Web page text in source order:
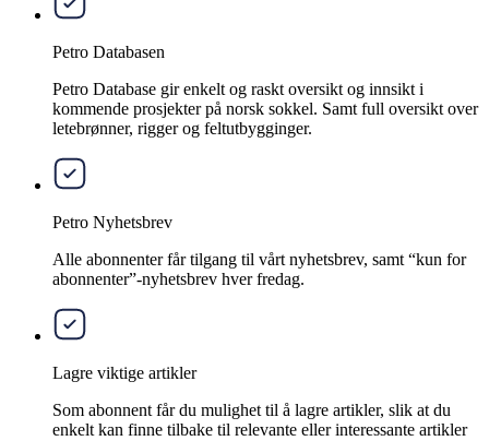
Petro Databasen
Petro Database gir enkelt og raskt oversikt og innsikt i
kommende prosjekter på norsk sokkel. Samt full oversikt over
letebrønner, rigger og feltutbygginger.
Petro Nyhetsbrev
Alle abonnenter får tilgang til vårt nyhetsbrev, samt “kun for
abonnenter”-nyhetsbrev hver fredag.
Lagre viktige artikler
Som abonnent får du mulighet til å lagre artikler, slik at du
enkelt kan finne tilbake til relevante eller interessante artikler